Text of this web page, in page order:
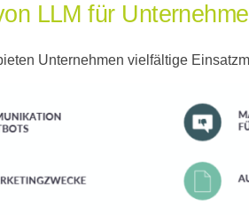
LLM für
Unternehmen vielfältige